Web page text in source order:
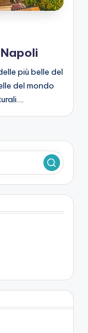
più belle del
del mondo